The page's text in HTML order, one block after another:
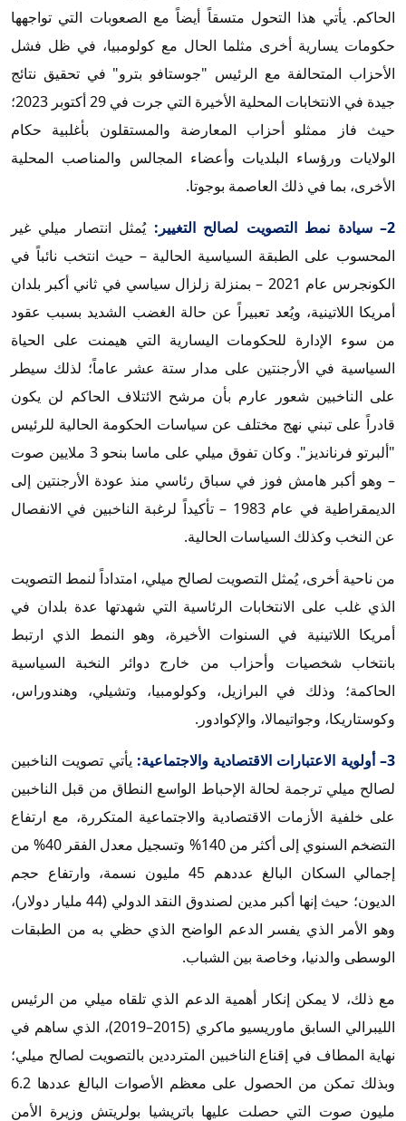
الحاكم. يأتي هذا التحول متسقاً أيضاً مع الصعوبات التي تواجهها
حكومات يسارية أخرى مثلما الحال مع كولومبيا، في ظل فشل
الأحزاب المتحالفة مع الرئيس "جوستافو بترو" في تحقيق نتائج
جيدة في الانتخابات المحلية الأخيرة التي جرت في 29 أكتوبر 2023؛
حيث فاز ممثلو أحزاب المعارضة والمستقلون بأغلبية حكام
الولايات ورؤساء البلديات وأعضاء المجالس والمناصب المحلية
الأخرى، بما في ذلك العاصمة بوجوتا.
2– سيادة نمط التصويت لصالح التغيير:
يُمثل انتصار ميلي غير
المحسوب على الطبقة السياسية الحالية – حيث انتخب نائباً في
الكونجرس عام 2021 – بمنزلة زلزال سياسي في ثاني أكبر بلدان
أمريكا اللاتينية، ويُعد تعبيراً عن حالة الغضب الشديد بسبب عقود
من سوء الإدارة للحكومات اليسارية التي هيمنت على الحياة
السياسية في الأرجنتين على مدار ستة عشر عاماً؛ لذلك سيطر
على الناخبين شعور عارم بأن مرشح الائتلاف الحاكم لن يكون
قادراً على تبني نهج مختلف عن سياسات الحكومة الحالية للرئيس
"ألبرتو فرنانديز". وكان تفوق ميلي على ماسا بنحو 3 ملايين صوت
– وهو أكبر هامش فوز في سباق رئاسي منذ عودة الأرجنتين إلى
الديمقراطية في عام 1983 – تأكيداً لرغبة الناخبين في الانفصال
عن النخب وكذلك السياسات الحالية.
من ناحية أخرى، يُمثل التصويت لصالح ميلي، امتداداً لنمط التصويت
الذي غلب على الانتخابات الرئاسية التي شهدتها عدة بلدان في
أمريكا اللاتينية في السنوات الأخيرة، وهو النمط الذي ارتبط
بانتخاب شخصيات وأحزاب من خارج دوائر النخبة السياسية
الحاكمة؛ وذلك في البرازيل، وكولومبيا، وتشيلي، وهندوراس،
وكوستاريكا، وجواتيمالا، والإكوادور.
3– أولوية الاعتبارات الاقتصادية والاجتماعية:
يأتي تصويت الناخبين
لصالح ميلي ترجمة لحالة الإحباط الواسع النطاق من قبل الناخبين
على خلفية الأزمات الاقتصادية والاجتماعية المتكررة، مع ارتفاع
التضخم السنوي إلى أكثر من 140% وتسجيل معدل الفقر 40% من
إجمالي السكان البالغ عددهم 45 مليون نسمة، وارتفاع حجم
الديون؛ حيث إنها أكبر مدين لصندوق النقد الدولي (44 مليار دولار)،
وهو الأمر الذي يفسر الدعم الواضح الذي حظي به من الطبقات
الوسطى والدنيا، وخاصة بين الشباب.
مع ذلك، لا يمكن إنكار أهمية الدعم الذي تلقاه ميلي من الرئيس
الليبرالي السابق ماوريسيو ماكري (2015–2019)، الذي ساهم في
نهاية المطاف في إقناع الناخبين المترددين بالتصويت لصالح ميلي؛
وبذلك تمكن من الحصول على معظم الأصوات البالغ عددها 6.2
مليون صوت التي حصلت عليها باتريشيا بولريتش وزيرة الأمن